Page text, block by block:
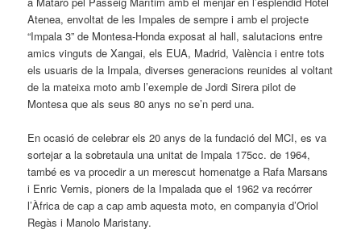
Atenea, envoltat de les Impales de sempre i amb el projecte
“Impala 3” de Montesa-Honda exposat al hall, salutacions entre
amics vinguts de Xangai, els EUA, Madrid, València i entre tots
els usuaris de la Impala, diverses generacions reunides al voltant
de la mateixa moto amb l’exemple de Jordi Sirera pilot de
Montesa que als seus 80 anys no se’n perd una.
En ocasió de celebrar els 20 anys de la fundació del MCI, es va
sortejar a la sobretaula una unitat de Impala 175cc. de 1964,
també es va procedir a un merescut homenatge a Rafa Marsans
i Enric Vernis, pioners de la Impalada que el 1962 va recórrer
l’Àfrica de cap a cap amb aquesta moto, en companyia d’Oriol
Regàs i Manolo Maristany.